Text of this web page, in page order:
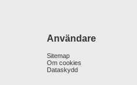
Användare
Sitemap
Om cookies
Dataskydd